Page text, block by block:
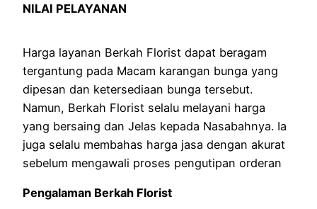
NILAI PELAYANAN
Harga layanan Berkah Florist dapat beragam
tergantung pada Macam karangan bunga yang
dipesan dan ketersediaan bunga tersebut.
Namun, Berkah Florist selalu melayani harga
yang bersaing dan Jelas kepada Nasabahnya. Ia
juga selalu membahas harga jasa dengan akurat
sebelum mengawali proses pengutipan orderan
Pengalaman Berkah Florist